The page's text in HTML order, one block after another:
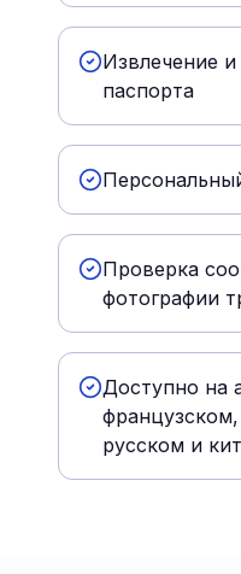
Извлечение
паспорта
Проверка
фотографии
Доступно на
русском и